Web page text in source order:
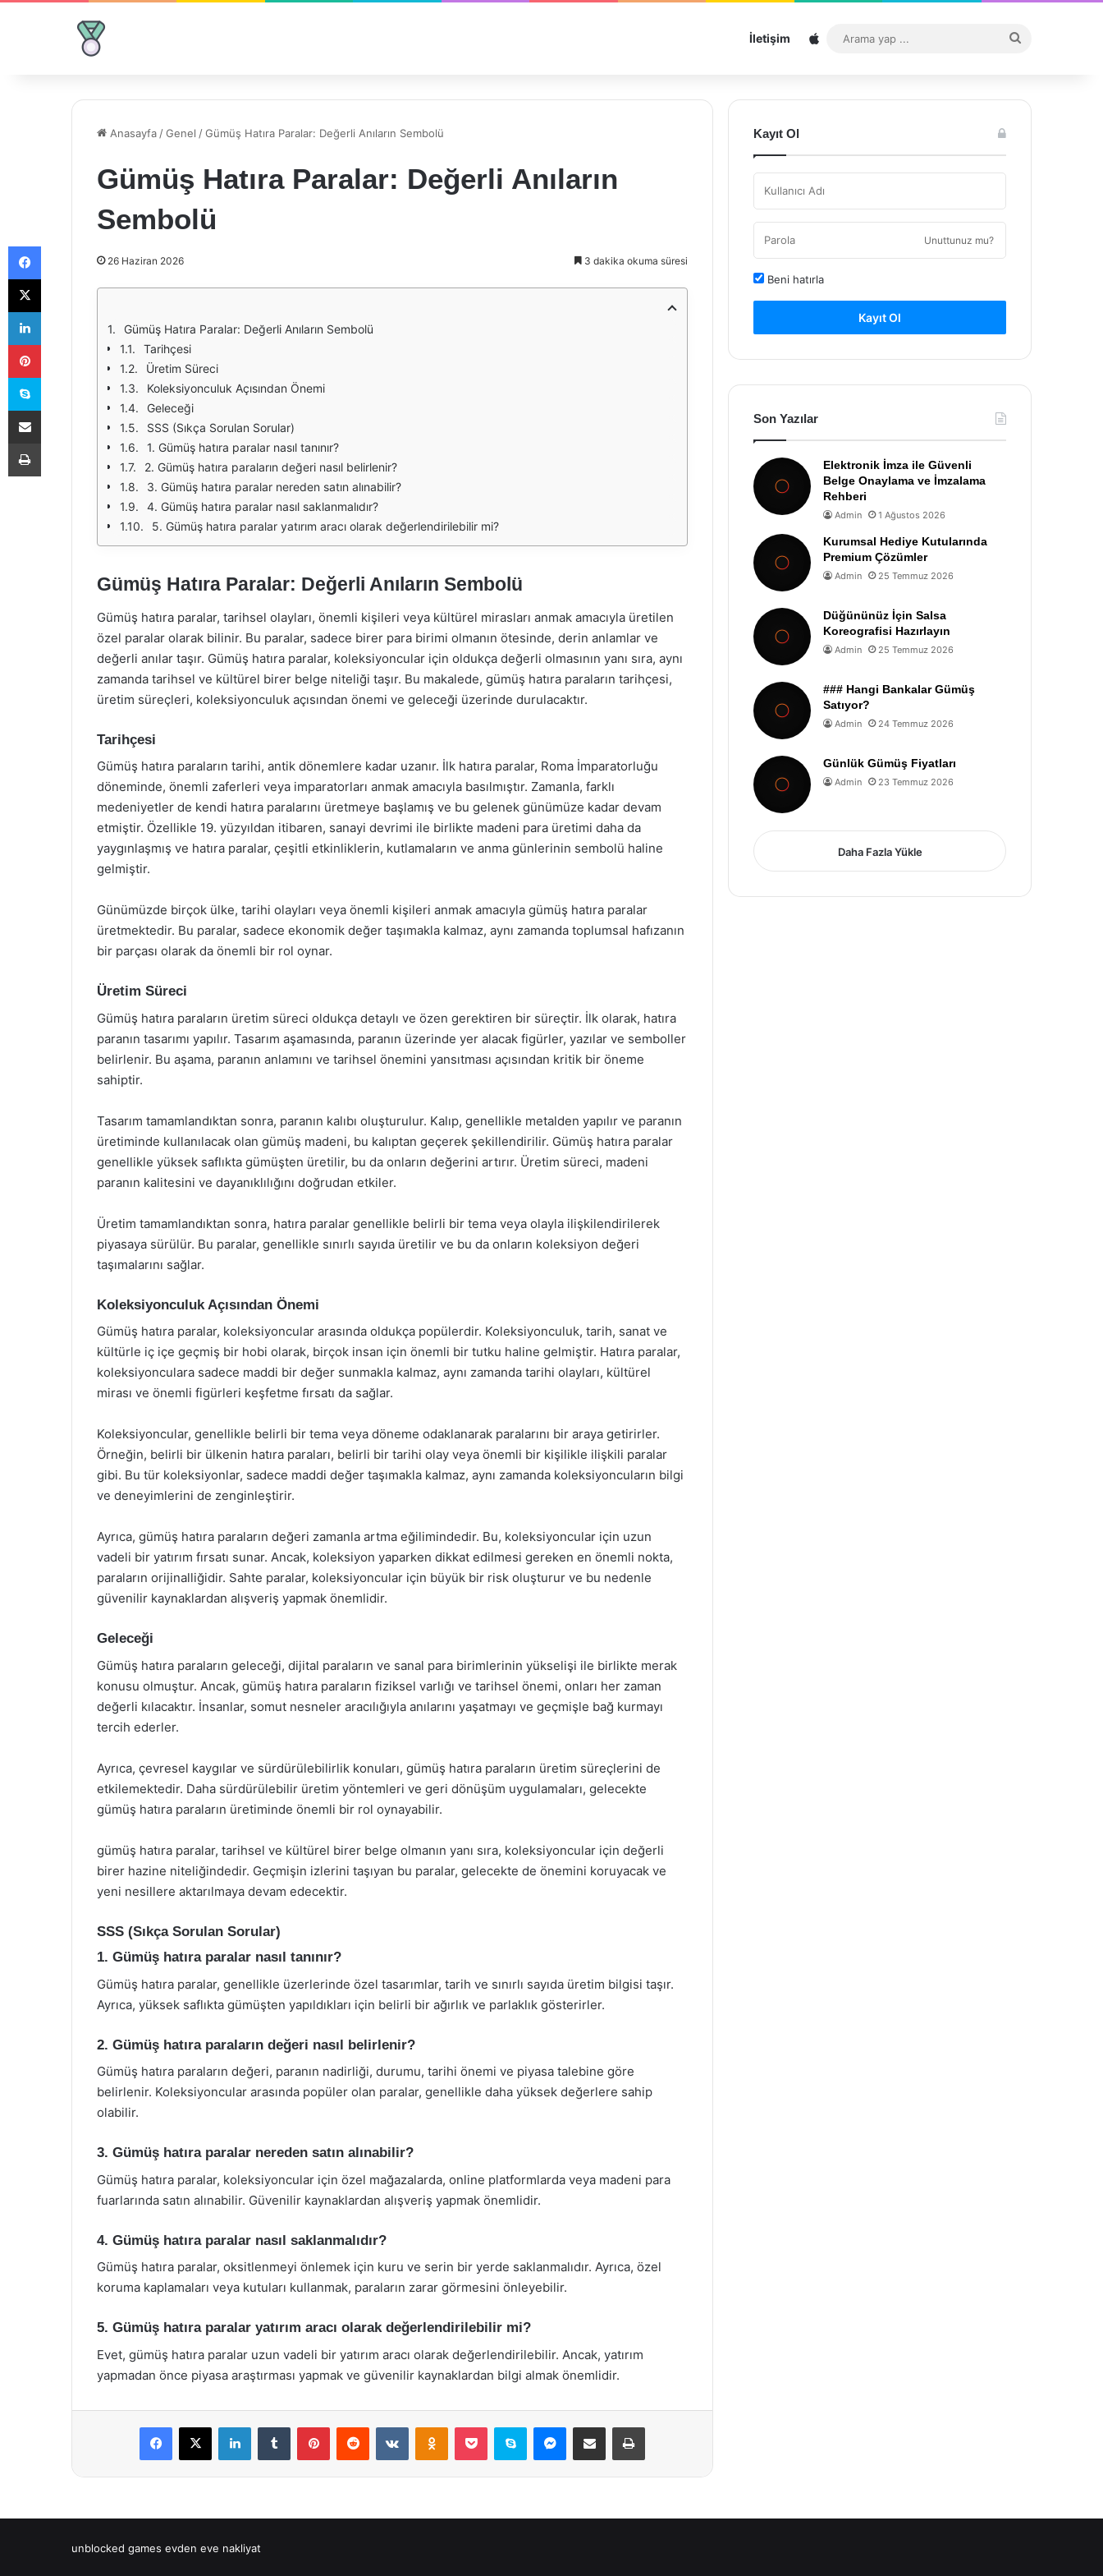
İletişim Sitemap
...
Anasayfa /Genel /Gümüş Hatıra Paralar: Değerli Anıların Sembolü
Gümüş Hatıra Paralar: Değerli Anıların
Sembolü
26 Haziran 2026 3 dakika okuma süresi
Gümüş Hatıra Paralar: Değerli Anıların Sembolü
Tarihçesi
Üretim Süreci
Koleksiyonculuk Açısından Önemi
Geleceği
SSS (Sıkça Sorulan Sorular)
1. Gümüş hatıra paralar nasıl tanınır?
2. Gümüş hatıra paraların değeri nasıl belirlenir?
3. Gümüş hatıra paralar nereden satın alınabilir?
4. Gümüş hatıra paralar nasıl saklanmalıdır?
5. Gümüş hatıra paralar yatırım aracı olarak değerlendirilebilir mi?
Gümüş Hatıra Paralar: Değerli Anıların Sembolü
Gümüş hatıra paralar, tarihsel olayları, önemli kişileri veya kültürel mirasları anmak amacıyla üretilen
özel paralar olarak bilinir. Bu paralar, sadece birer para birimi olmanın ötesinde, derin anlamlar ve
değerli anılar taşır. Gümüş hatıra paralar, koleksiyoncular için oldukça değerli olmasının yanı sıra, aynı
zamanda tarihsel ve kültürel birer belge niteliği taşır. Bu makalede, gümüş hatıra paraların tarihçesi,
üretim süreçleri, koleksiyonculuk açısından önemi ve geleceği üzerinde durulacaktır.
Tarihçesi
Gümüş hatıra paraların tarihi, antik dönemlere kadar uzanır. İlk hatıra paralar, Roma İmparatorluğu
döneminde, önemli zaferleri veya imparatorları anmak amacıyla basılmıştır. Zamanla, farklı
medeniyetler de kendi hatıra paralarını üretmeye başlamış ve bu gelenek günümüze kadar devam
etmiştir. Özellikle 19. yüzyıldan itibaren, sanayi devrimi ile birlikte madeni para üretimi daha da
yaygınlaşmış ve hatıra paralar, çeşitli etkinliklerin, kutlamaların ve anma günlerinin sembolü haline
gelmiştir.
Günümüzde birçok ülke, tarihi olayları veya önemli kişileri anmak amacıyla gümüş hatıra paralar
üretmektedir. Bu paralar, sadece ekonomik değer taşımakla kalmaz, aynı zamanda toplumsal hafızanın
bir parçası olarak da önemli bir rol oynar.
Üretim Süreci
Gümüş hatıra paraların üretim süreci oldukça detaylı ve özen gerektiren bir süreçtir. İlk olarak, hatıra
paranın tasarımı yapılır. Tasarım aşamasında, paranın üzerinde yer alacak figürler, yazılar ve semboller
belirlenir. Bu aşama, paranın anlamını ve tarihsel önemini yansıtması açısından kritik bir öneme
sahiptir.
Tasarım tamamlandıktan sonra, paranın kalıbı oluşturulur. Kalıp, genellikle metalden yapılır ve paranın
üretiminde kullanılacak olan gümüş madeni, bu kalıptan geçerek şekillendirilir. Gümüş hatıra paralar
genellikle yüksek saflıkta gümüşten üretilir, bu da onların değerini artırır. Üretim süreci, madeni
paranın kalitesini ve dayanıklılığını doğrudan etkiler.
Üretim tamamlandıktan sonra, hatıra paralar genellikle belirli bir tema veya olayla ilişkilendirilerek
piyasaya sürülür. Bu paralar, genellikle sınırlı sayıda üretilir ve bu da onların koleksiyon değeri
taşımalarını sağlar.
Koleksiyonculuk Açısından Önemi
Gümüş hatıra paralar, koleksiyoncular arasında oldukça popülerdir. Koleksiyonculuk, tarih, sanat ve
kültürle iç içe geçmiş bir hobi olarak, birçok insan için önemli bir tutku haline gelmiştir. Hatıra paralar,
koleksiyonculara sadece maddi bir değer sunmakla kalmaz, aynı zamanda tarihi olayları, kültürel
mirası ve önemli figürleri keşfetme fırsatı da sağlar.
Koleksiyoncular, genellikle belirli bir tema veya döneme odaklanarak paralarını bir araya getirirler.
Örneğin, belirli bir ülkenin hatıra paraları, belirli bir tarihi olay veya önemli bir kişilikle ilişkili paralar
gibi. Bu tür koleksiyonlar, sadece maddi değer taşımakla kalmaz, aynı zamanda koleksiyoncuların bilgi
ve deneyimlerini de zenginleştirir.
Ayrıca, gümüş hatıra paraların değeri zamanla artma eğilimindedir. Bu, koleksiyoncular için uzun
vadeli bir yatırım fırsatı sunar. Ancak, koleksiyon yaparken dikkat edilmesi gereken en önemli nokta,
paraların orijinalliğidir. Sahte paralar, koleksiyoncular için büyük bir risk oluşturur ve bu nedenle
güvenilir kaynaklardan alışveriş yapmak önemlidir.
Geleceği
Gümüş hatıra paraların geleceği, dijital paraların ve sanal para birimlerinin yükselişi ile birlikte merak
konusu olmuştur. Ancak, gümüş hatıra paraların fiziksel varlığı ve tarihsel önemi, onları her zaman
değerli kılacaktır. İnsanlar, somut nesneler aracılığıyla anılarını yaşatmayı ve geçmişle bağ kurmayı
tercih ederler.
Ayrıca, çevresel kaygılar ve sürdürülebilirlik konuları, gümüş hatıra paraların üretim süreçlerini de
etkilemektedir. Daha sürdürülebilir üretim yöntemleri ve geri dönüşüm uygulamaları, gelecekte
gümüş hatıra paraların üretiminde önemli bir rol oynayabilir.
gümüş hatıra paralar, tarihsel ve kültürel birer belge olmanın yanı sıra, koleksiyoncular için değerli
birer hazine niteliğindedir. Geçmişin izlerini taşıyan bu paralar, gelecekte de önemini koruyacak ve
yeni nesillere aktarılmaya devam edecektir.
SSS (Sıkça Sorulan Sorular)
1. Gümüş hatıra paralar nasıl tanınır?
Gümüş hatıra paralar, genellikle üzerlerinde özel tasarımlar, tarih ve sınırlı sayıda üretim bilgisi taşır.
Ayrıca, yüksek saflıkta gümüşten yapıldıkları için belirli bir ağırlık ve parlaklık gösterirler.
2. Gümüş hatıra paraların değeri nasıl belirlenir?
Gümüş hatıra paraların değeri, paranın nadirliği, durumu, tarihi önemi ve piyasa talebine göre
belirlenir. Koleksiyoncular arasında popüler olan paralar, genellikle daha yüksek değerlere sahip
olabilir.
3. Gümüş hatıra paralar nereden satın alınabilir?
Gümüş hatıra paralar, koleksiyoncular için özel mağazalarda, online platformlarda veya madeni para
fuarlarında satın alınabilir. Güvenilir kaynaklardan alışveriş yapmak önemlidir.
4. Gümüş hatıra paralar nasıl saklanmalıdır?
Gümüş hatıra paralar, oksitlenmeyi önlemek için kuru ve serin bir yerde saklanmalıdır. Ayrıca, özel
koruma kaplamaları veya kutuları kullanmak, paraların zarar görmesini önleyebilir.
5. Gümüş hatıra paralar yatırım aracı olarak değerlendirilebilir mi?
Evet, gümüş hatıra paralar uzun vadeli bir yatırım aracı olarak değerlendirilebilir. Ancak, yatırım
yapmadan önce piyasa araştırması yapmak ve güvenilir kaynaklardan bilgi almak önemlidir.
Facebook
X LinkedInTumblr PinterestReddit VKontakteOdnoklassniki
Pocket Skype Messenger
E-Posta ile paylaş Yazdır
Kayıt Ol
Unuttunuz mu?
Beni hatırla
Kayıt Ol
Son Yazılar
Elektronik İmza ile Güvenli
Belge Onaylama ve İmzalama
Rehberi
Admin 1 Ağustos 2026
Kurumsal Hediye Kutularında
Premium Çözümler
Admin 25 Temmuz 2026
Düğününüz İçin Salsa
Koreografisi Hazırlayın
Admin 25 Temmuz 2026
### Hangi Bankalar Gümüş
Satıyor?
Admin 24 Temmuz 2026
Günlük Gümüş Fiyatları
Admin 23 Temmuz 2026
Daha Fazla Yükle
unblocked games evden eve nakliyat
Facebook
X
LinkedIn
Pinterest
Skype
E-Posta ile paylaş